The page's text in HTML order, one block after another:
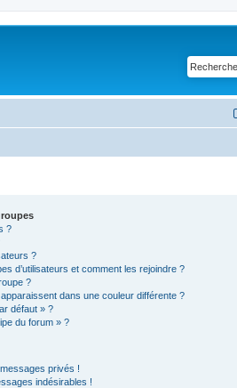
?
?
d’utilisateurs et comment les rejoindre ?
?
dans une couleur différente ?
défaut » ?
du forum » ?
privés !
indésirables !